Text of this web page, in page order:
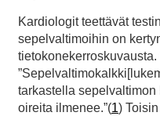
Kardiologit teettävät
sepelvaltimoihin on
tarkastella
oireita ilmenee.”(1)